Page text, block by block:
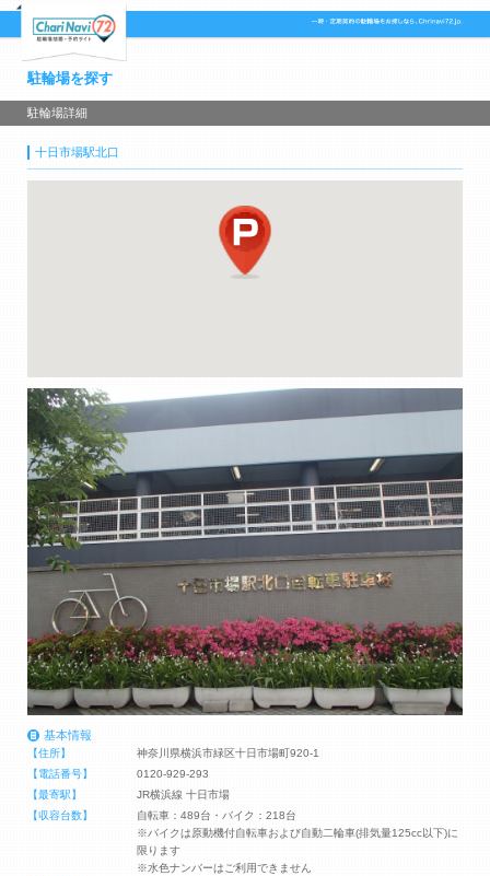
駐輪場を探す
駐輪場詳細
十日市場駅北口
基本情報
【住所】
神奈川県横浜市緑区十日市場町920-1
【電話番号】
0120-929-293
【最寄駅】
JR横浜線 十日市場
【収容台数】
自転車：489台・バイク：218台
※バイクは原動機付自転車および自動二輪車(排気量125cc以下)に
限ります
※水色ナンバーはご利用できません